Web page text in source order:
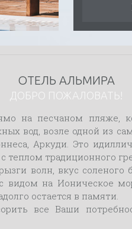
ОТЕЛЬ АЛЬМИРА
ДОБРО ПОЖАЛОВАТЬ!
на песчаном пляже,
вод, возле одной из
Аркуди. Это
теплом традиционного
волн, вкус соленого
видом на Ионическое
остается в памяти.
все Ваши